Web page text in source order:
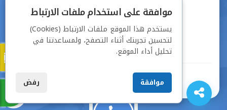
دفع آمن من خلال
جميع الحقوق محفوظة © شركة دراسة
موافقة على استخدام ملفات الارتباط
يستخدم هذا الموقع ملفات الارتباط (Cookies)
لتحسين تجربتك أثناء التصفح، ولمساعدتنا في
تحليل أداء الموقع.
موافقة رفض